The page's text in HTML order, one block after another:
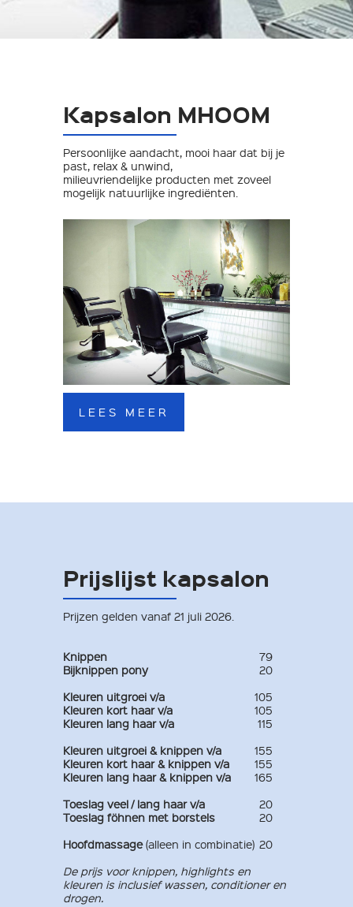
Kapsalon MHOOM
Persoonlijke aandacht, mooi haar dat bij je
past, relax & unwind,
milieuvriendelijke producten met zoveel
mogelijk natuurlijke ingrediënten.
LEES MEER
Prijslijst kapsalon
Prijzen gelden vanaf 21 juli 2026.
Knippen
79
Bijknippen pony
20
Kleuren uitgroei v/a
105
Kleuren kort haar v/a
105
Kleuren lang haarv/a
115
Kleuren uitgroei & knippen v/a
155
Kleuren kort haar & knippen v/a
155
Kleuren lang haar& knippen v/a
165
Toeslag veel / lang haar v/a
20
Toeslag föhnen met borstels
20
Hoofdmassage(alleen in combinatie) 20
De prijs voor knippen, highlights en
kleuren is inclusief wassen, conditioner en
drogen.